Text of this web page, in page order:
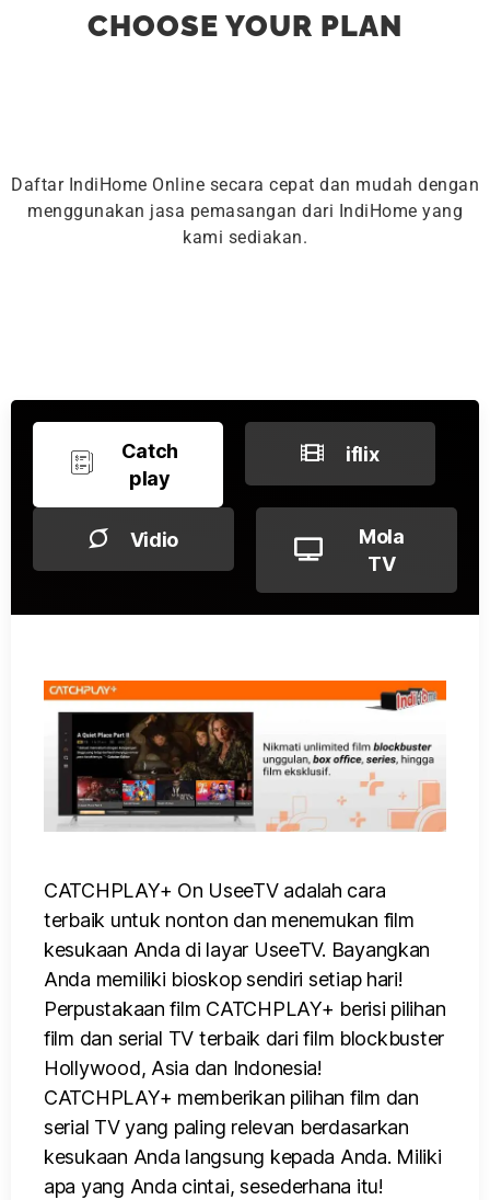
CHOOSE YOUR PLAN
Daftar IndiHome Online secara cepat dan mudah dengan
menggunakan jasa pemasangan dari IndiHome yang
kami sediakan.
Catch
play
iflix
Vidio
Mola
TV
CATCHPLAY+ On UseeTV adalah cara
terbaik untuk nonton dan menemukan film
kesukaan Anda di layar UseeTV. Bayangkan
Anda memiliki bioskop sendiri setiap hari!
Perpustakaan film CATCHPLAY+ berisi pilihan
film dan serial TV terbaik dari film blockbuster
Hollywood, Asia dan Indonesia!
CATCHPLAY+ memberikan pilihan film dan
serial TV yang paling relevan berdasarkan
kesukaan Anda langsung kepada Anda. Miliki
apa yang Anda cintai, sesederhana itu!